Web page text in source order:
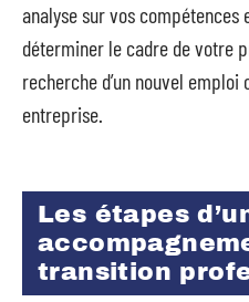
analyse sur vos
déterminer le cadre de votre
recherche d’un nouvel emploi
entreprise.
Les étapes
transition